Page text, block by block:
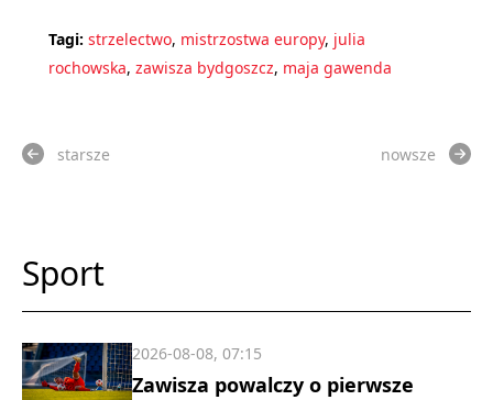
Tagi: strzelectwo, mistrzostwa europy, julia
rochowska, zawisza bydgoszcz, maja gawenda
starsze nowsze
Sport
Zawisza powalczy o pierwsze
2026-08-08, 07:15